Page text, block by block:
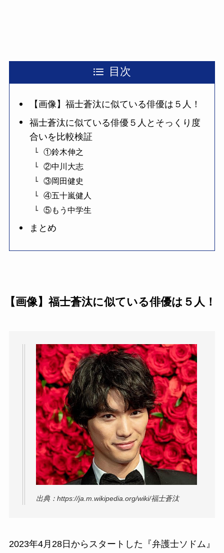
目次
【画像】福士蒼汰に似ている俳優は５人！
福士蒼汰に似ている俳優５人とそっくり度
合いを比較検証
①鈴木伸之
②中川大志
③岡田健史
④五十嵐健人
⑤もう中学生
まとめ
【画像】福士蒼汰に似ている俳優は５人！
出典：https://ja.m.wikipedia.org/wiki/福士蒼汰
2023年4月28日からスタートした『弁護士ソドム』